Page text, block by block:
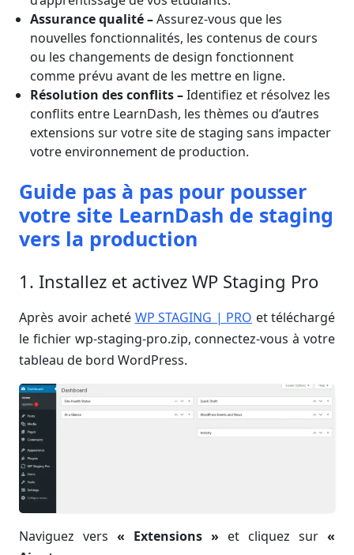
Assurance qualité –Assurez-vous que les
nouvelles fonctionnalités, les contenus de cours
ou les changements de design fonctionnent
comme prévu avant de les mettre en ligne.
Résolution des conflits–Identifiez et résolvez les
conflits entre LearnDash, les thèmes ou d’autres
extensions sur votre site de staging sans impacter
votre environnement de production.
Guide pas à pas pour pousser
votre site LearnDash de staging
vers la production
1. Installez et activez WP Staging Pro
Après avoir acheté WP STAGING | PRO et téléchargé
le fichier wp-staging-pro.zip, connectez-vous à votre
tableau de bord WordPress.
Naviguez vers « Extensions » et cliquez sur «